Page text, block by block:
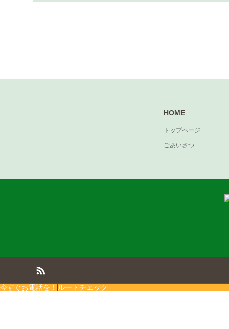
HOME
トップページ
ごあいさつ
今すぐお電話を！ ルートチェック